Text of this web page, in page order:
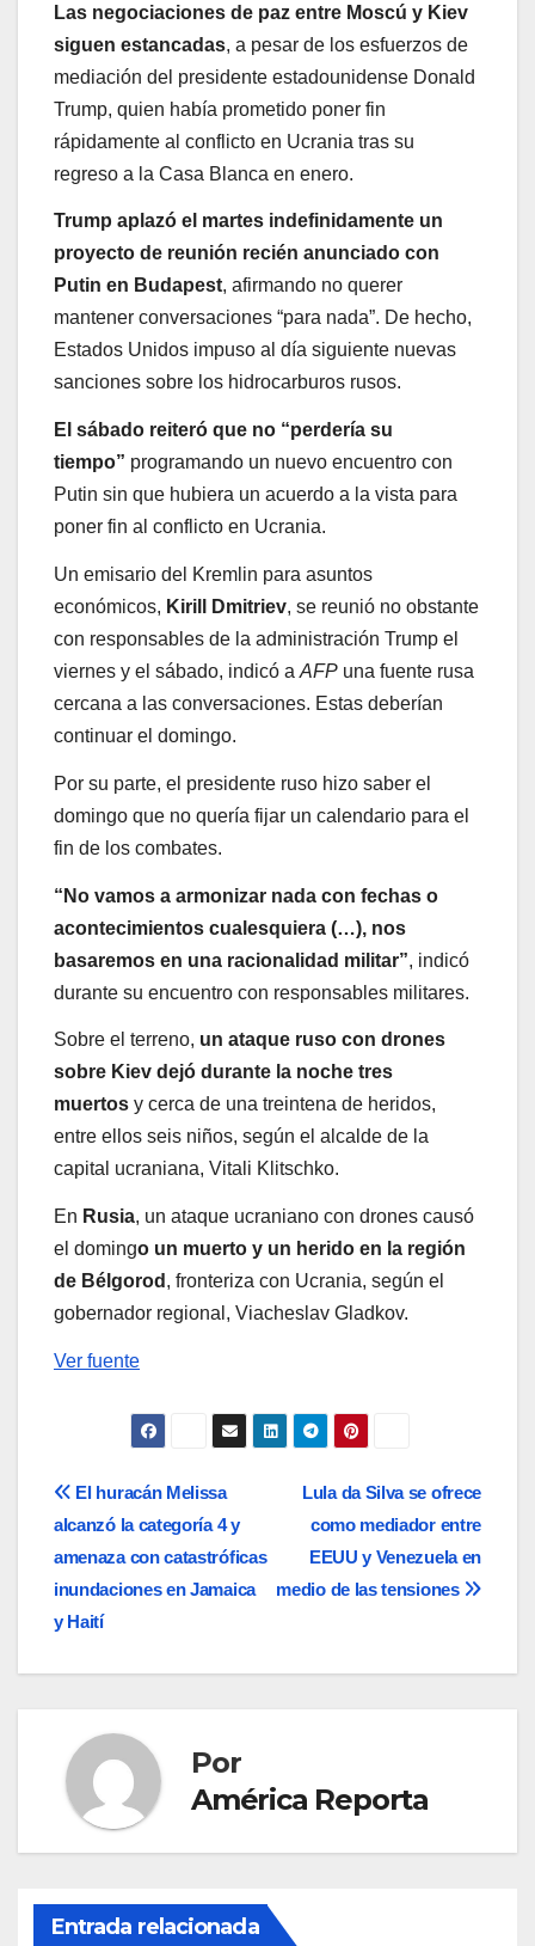
Las negociaciones de paz entre Moscú y Kiev
siguen estancadas, a pesar de los esfuerzos de
mediación del presidente estadounidense Donald
Trump, quien había prometido poner fin
rápidamente al conflicto en Ucrania tras su
regreso a la Casa Blanca en enero.
Trump aplazó el martes indefinidamente un
proyecto de reunión recién anunciado con
Putin en Budapest, afirmando no querer
mantener conversaciones “para nada”. De hecho,
Estados Unidos impuso al día siguiente nuevas
sanciones sobre los hidrocarburos rusos.
El sábado reiteró que no “perdería su
tiempo” programando un nuevo encuentro con
Putin sin que hubiera un acuerdo a la vista para
poner fin al conflicto en Ucrania.
Un emisario del Kremlin para asuntos
económicos, Kirill Dmitriev, se reunió no obstante
con responsables de la administración Trump el
viernes y el sábado, indicó a AFP una fuente rusa
cercana a las conversaciones. Estas deberían
continuar el domingo.
Por su parte, el presidente ruso hizo saber el
domingo que no quería fijar un calendario para el
fin de los combates.
“No vamos a armonizar nada con fechas o
acontecimientos cualesquiera (…), nos
basaremos en una racionalidad militar”, indicó
durante su encuentro con responsables militares.
Sobre el terreno, un ataque ruso con drones
sobre Kiev dejó durante la noche tres
muertos y cerca de una treintena de heridos,
entre ellos seis niños, según el alcalde de la
capital ucraniana, Vitali Klitschko.
En Rusia, un ataque ucraniano con drones causó
el domingo un muerto y un herido en la región
de Bélgorod , fronteriza con Ucrania, según el
gobernador regional, Viacheslav Gladkov.
Ver fuente
Navegación
de
entradas
Lula da Silva se ofrece
como mediador entre
EEUU y Venezuela en
medio de las tensiones
El huracán Melissa
alcanzó la categoría 4 y
amenaza con catastróficas
inundaciones en Jamaica
y Haití
Por
América Reporta
Entrada relacionada